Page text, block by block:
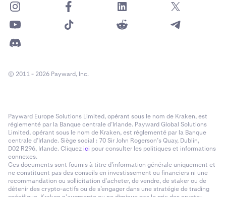
© 2011 - 2026 Payward, Inc.
Payward Europe Solutions Limited, opérant sous le nom de Kraken, est
réglementé par la Banque centrale d’Irlande. Payward Global Solutions
Limited, opérant sous le nom de Kraken, est réglementé par la Banque
centrale d’Irlande. Siège social : 70 Sir John Rogerson’s Quay, Dublin,
D02 R296, Irlande. Cliquezici pour consulter les politiques et informations
connexes.
Ces documents sont fournis à titre d’information générale uniquement et
ne constituent pas des conseils en investissement ou financiers ni une
recommandation ou sollicitation d’acheter, de vendre, de staker ou de
détenir des crypto-actifs ou de s’engager dans une stratégie de trading